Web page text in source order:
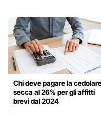
Chi deve pagare la cedolare
secca al 26% per gli affitti
brevi dal 2024